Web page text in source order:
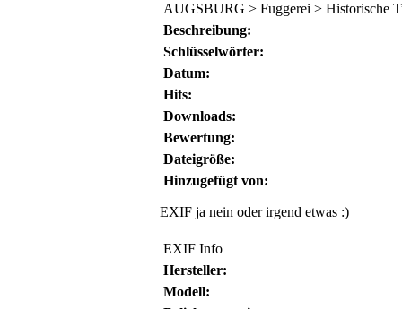
AUGSBURG > Fuggerei > Historische
Beschreibung:
Schlüsselwörter:
Datum:
Hits:
Downloads:
Bewertung:
Dateigröße:
Hinzugefügt von:
EXIF ja nein oder irgend etwas :)
EXIF Info
Hersteller:
Modell: